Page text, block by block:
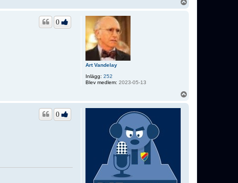
Art Vandelay
Inlägg: 252
Blev medlem: 2023-05-13
0
0